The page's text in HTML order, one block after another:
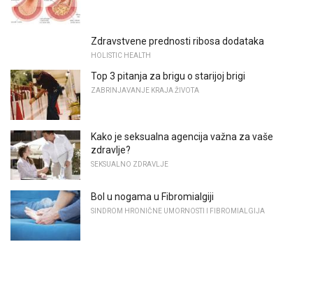
Zdravstvene prednosti ribosa dodataka
HOLISTIC HEALTH
Top 3 pitanja za brigu o starijoj brigi
ZABRINJAVANJE KRAJA ŽIVOTA
Kako je seksualna agencija važna za vaše
zdravlje?
SEKSUALNO ZDRAVLJE
Bol u nogama u Fibromialgiji
SINDROM HRONIČNE UMORNOSTI I FIBROMIALGIJA